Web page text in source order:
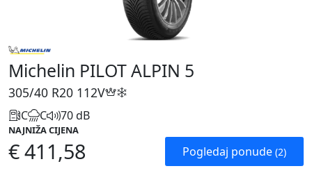
Michelin PILOT ALPIN 5
305/40 R20 112V
C C 70 dB
NAJNIŽA CIJENA
€ 411,58 Pogledaj ponude (2)